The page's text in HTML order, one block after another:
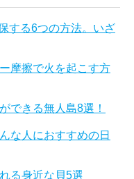
する6つの方法。いざ
摩擦で火を起こす方
できる無人島8選！
な人におすすめの日
る身近な貝5選